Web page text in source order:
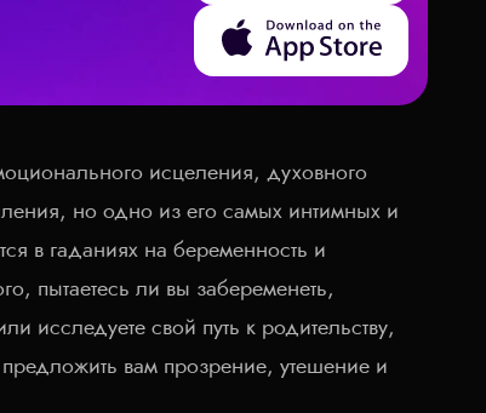
Download on the App Store
исцеления, духовного
но одно из его самых интимных и
в гаданиях на беременность и
пытаетесь ли вы забеременеть,
исследуете свой путь к родительству,
вам прозрение, утешение и